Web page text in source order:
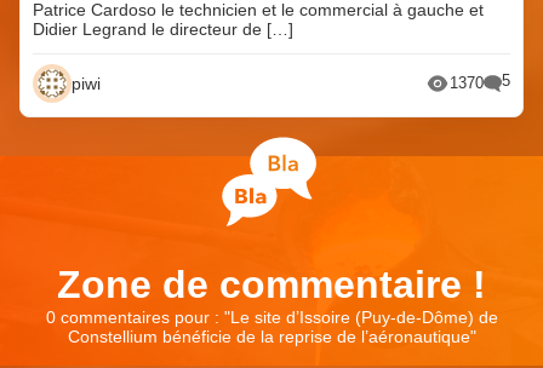
Patrice Cardoso le technicien et le commercial à gauche et
Didier Legrand le directeur de […]
piwi 1370 5
Zone de commentaire !
0 commentaires pour : "Le site d’Issoire (Puy-de-Dôme) de
Constellium bénéficie de la reprise de l’aéronautique"